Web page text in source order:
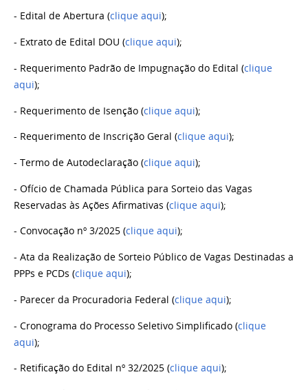
- Edital de Abertura (clique aqui);
- Extrato de Edital DOU (clique aqui);
- Requerimento Padrão de Impugnação do Edital (clique
aqui);
- Requerimento de Isenção (clique aqui);
- Requerimento de Inscrição Geral (clique aqui);
- Termo de Autodeclaração (clique aqui);
- Ofício de Chamada Pública para Sorteio das Vagas
Reservadas às Ações Afirmativas (clique aqui);
- Convocação nº 3/2025 (clique aqui);
- Ata da Realização de Sorteio Público de Vagas Destinadas a
PPPs e PCDs (clique aqui);
- Parecer da Procuradoria Federal (clique aqui);
- Cronograma do Processo Seletivo Simplificado (clique
aqui);
- Retificação do Edital nº 32/2025 (clique aqui);